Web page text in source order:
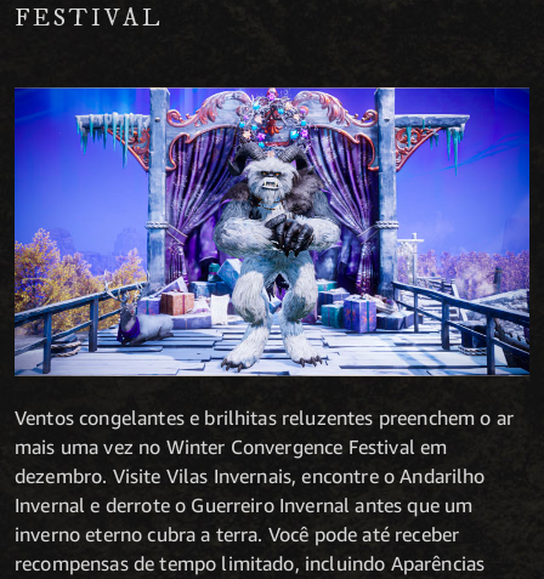
FESTIVAL
Ventos congelantes e brilhitas reluzentes preenchem o ar
mais uma vez no Winter Convergence Festival em
dezembro. Visite Vilas Invernais, encontre o Andarilho
Invernal e derrote o Guerreiro Invernal antes que um
inverno eterno cubra a terra. Você pode até receber
recompensas de tempo limitado, incluindo Aparências